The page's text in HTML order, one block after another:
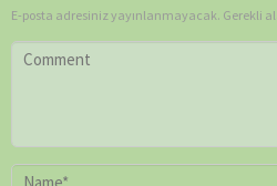
Townend ,
Rowe,
Paul
E-posta adresiniz yayınlanmayacak. Gerekli